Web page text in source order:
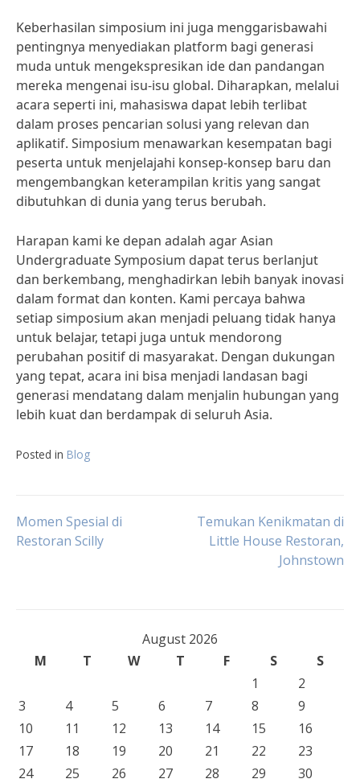
Keberhasilan simposium ini juga menggarisbawahi
pentingnya menyediakan platform bagi generasi
muda untuk mengekspresikan ide dan pandangan
mereka mengenai isu-isu global. Diharapkan, melalui
acara seperti ini, mahasiswa dapat lebih terlibat
dalam proses pencarian solusi yang relevan dan
aplikatif. Simposium menawarkan kesempatan bagi
peserta untuk menjelajahi konsep-konsep baru dan
mengembangkan keterampilan kritis yang sangat
dibutuhkan di dunia yang terus berubah.
Harapan kami ke depan adalah agar Asian
Undergraduate Symposium dapat terus berlanjut
dan berkembang, menghadirkan lebih banyak inovasi
dalam format dan konten. Kami percaya bahwa
setiap simposium akan menjadi peluang tidak hanya
untuk belajar, tetapi juga untuk mendorong
perubahan positif di masyarakat. Dengan dukungan
yang tepat, acara ini bisa menjadi landasan bagi
generasi mendatang dalam menjalin hubungan yang
lebih kuat dan berdampak di seluruh Asia.
Posted in Blog
Post
Momen Spesial di
Restoran Scilly
Temukan Kenikmatan di
Little House Restoran,
Johnstown
August 2026
M
T W T F S
S
1
2
3
4 5 6 7 8
9
10
11 12 13 14 15
16
17
18 19 20 21 22
23
24
25 26 27 28 29
30